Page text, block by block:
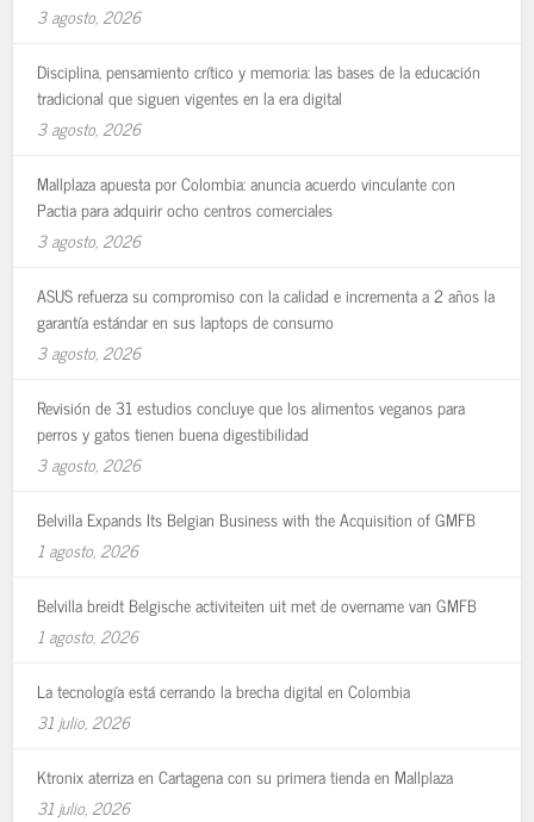
3 agosto, 2026
Disciplina, pensamiento crítico y memoria: las bases de la educación
tradicional que siguen vigentes en la era digital
3 agosto, 2026
Mallplaza apuesta por Colombia: anuncia acuerdo vinculante con
Pactia para adquirir ocho centros comerciales
3 agosto, 2026
ASUS refuerza su compromiso con la calidad e incrementa a 2 años la
garantía estándar en sus laptops de consumo
3 agosto, 2026
Revisión de 31 estudios concluye que los alimentos veganos para
perros y gatos tienen buena digestibilidad
3 agosto, 2026
Belvilla Expands Its Belgian Business with the Acquisition of GMFB
1 agosto, 2026
Belvilla breidt Belgische activiteiten uit met de overname van GMFB
1 agosto, 2026
La tecnología está cerrando la brecha digital en Colombia
31 julio, 2026
Ktronix aterriza en Cartagena con su primera tienda en Mallplaza
31 julio, 2026